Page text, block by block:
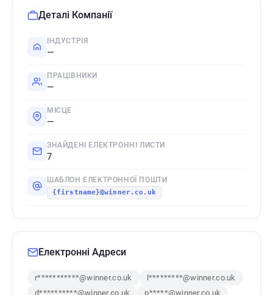
Деталі Компанії
ІНДУСТРІЯ
—
ПРАЦІВНИКИ
—
МІСЦЕ
—
ЗНАЙДЕНІ ЕЛЕКТРОННІ ЛИСТИ
7
ШАБЛОН ЕЛЕКТРОННОЇ ПОШТИ
{firstname}@winner.co.uk
Електронні Адреси
r***********@winner.co.uk
l*********@winner.co.uk
d**********@winner.co.uk
p*****@winner.co.uk